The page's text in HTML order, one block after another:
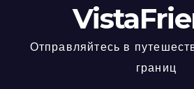
Отправляйтесь в
границ